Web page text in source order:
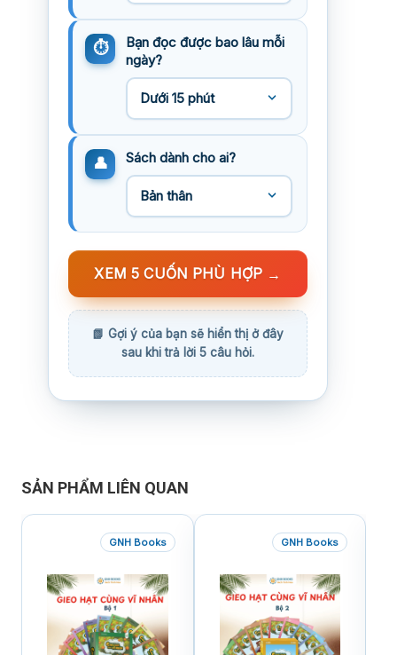
Bạn đọc được bao lâu mỗi
ngày?
Sách dành cho ai?
XEM 5 CUỐN PHÙ HỢP →
SẢN PHẨM LIÊN QUAN
GNH Books GNH Books